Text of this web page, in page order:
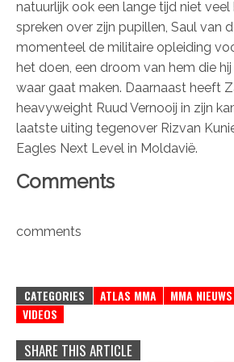
natuurlijk ook een lange tijd niet veel
spreken over zijn pupillen, Saul van
momenteel de militaire opleiding
het doen, een droom van hem die
waar gaat maken. Daarnaast heeft
heavyweight Ruud Vernooij in zijn
laatste uiting tegenover Rizvan
Eagles Next Level in Moldavië.
Comments
comments
CATEGORIES ATLAS MMA MMA NIEUWS
VIDEOS
SHARE THIS ARTICLE